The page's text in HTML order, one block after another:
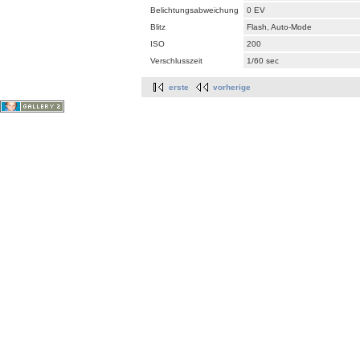
Belichtungsabweichung
0 EV
Blitz
Flash, Auto-Mode
ISO
200
Verschlusszeit
1/60 sec
erste vorherige